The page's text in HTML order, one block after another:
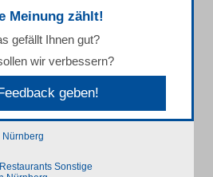
Meinung zählt!
gefällt Ihnen gut?
wir verbessern?
geben!
Nürnberg
Restaurants Sonstige